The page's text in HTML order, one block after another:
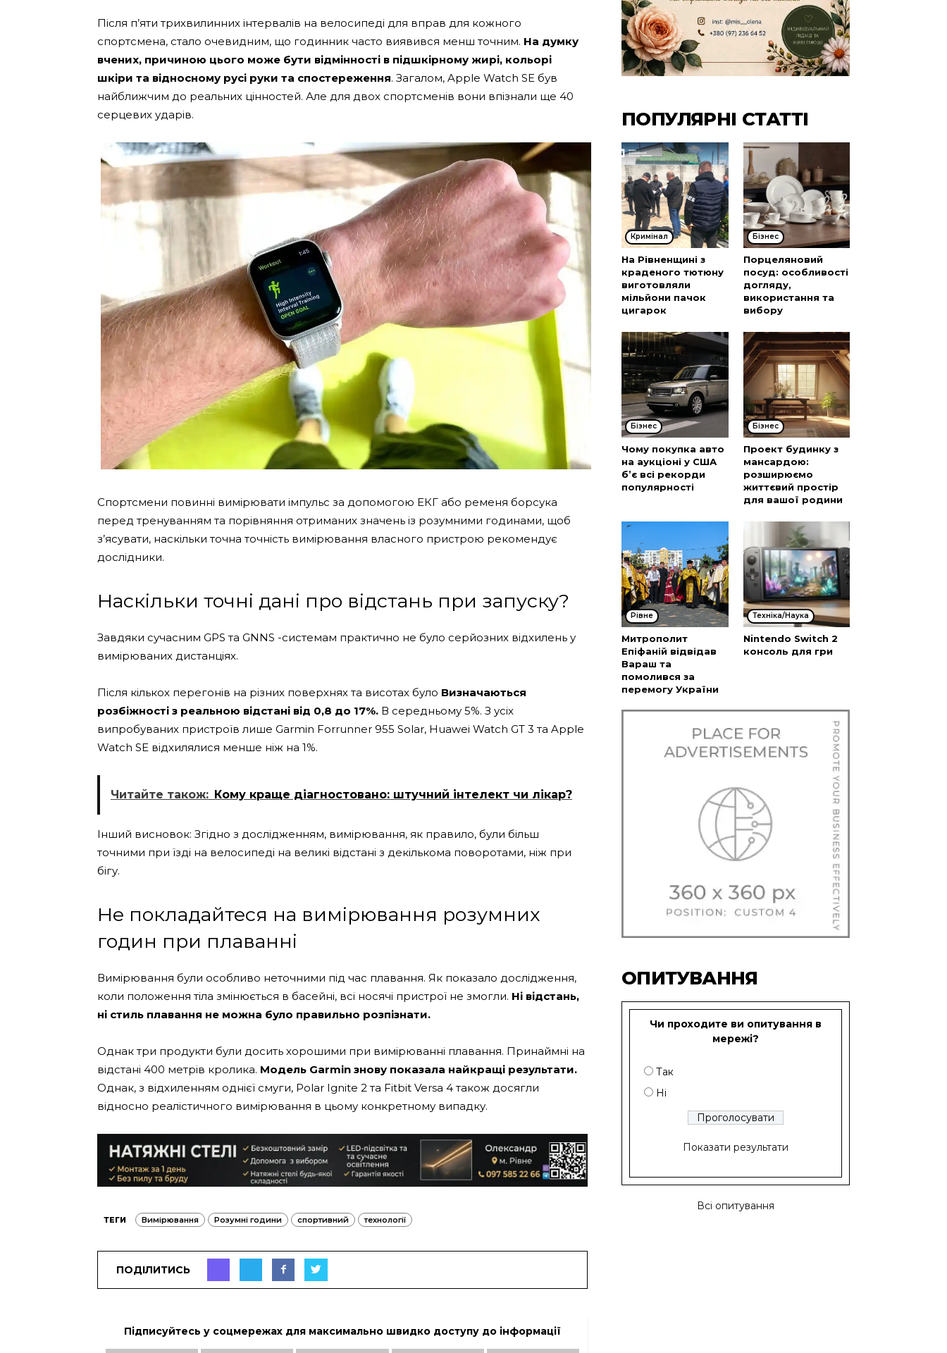
Після п’яти трихвилинних інтервалів на велосипеді для вправ для кожного
спортсмена, стало очевидним, що годинник часто виявився менш точним. На думку
вчених, причиною цього може бути відмінності в підшкірному жирі, кольорі
шкіри та відносному русі руки та спостереження. Загалом, Apple Watch SE був
найближчим до реальних цінностей. Але для двох спортсменів вони впізнали ще 40
серцевих ударів.
Спортсмени повинні вимірювати імпульс за допомогою ЕКГ або ременя борсука
перед тренуванням та порівняння отриманих значень із розумними годинами, щоб
з’ясувати, наскільки точна точність вимірювання власного пристрою рекомендує
дослідники.
Наскільки точні дані про відстань при запуску?
Завдяки сучасним GPS та GNNS -системам практично не було серйозних відхилень у
вимірюваних дистанціях.
Після кількох перегонів на різних поверхнях та висотах було Визначаються
розбіжності з реальною відстані від 0,8 до 17%. В середньому 5%. З усіх
випробуваних пристроїв лише Garmin Forrunner 955 Solar, Huawei Watch GT 3 та Apple
Watch SE відхилялися менше ніж на 1%.
Читайте також: Кому краще діагностовано: штучний інтелект чи лікар?
Інший висновок: Згідно з дослідженням, вимірювання, як правило, були більш
точними при їзді на велосипеді на великі відстані з декількома поворотами, ніж при
бігу.
Не покладайтеся на вимірювання розумних
годин при плаванні
Вимірювання були особливо неточними під час плавання. Як показало дослідження,
коли положення тіла змінюється в басейні, всі носячі пристрої не змогли. Ні відстань,
ні стиль плавання не можна було правильно розпізнати.
Однак три продукти були досить хорошими при вимірюванні плавання. Принаймні на
відстані 400 метрів кролика. Модель Garmin знову показала найкращі результати.
Однак, з відхиленням однієї смуги, Polar Ignite 2 та Fitbit Versa 4 також досягли
відносно реалістичного вимірювання в цьому конкретному випадку.
ТЕГИ Вимірювання Розумні години спортивний технології
ПОДІЛИТИСЬ
Підписуйтесь у соцмережах для максимально швидко доступу до інформації
ПОПУЛЯРНІ СТАТТІ
Кримінал
На Рівненщині з
краденого тютюну
виготовляли
мільйони пачок
цигарок
Бізнес
Порцеляновий
посуд: особливості
догляду,
використання та
вибору
Бізнес
Чому покупка авто
на аукціоні у США
б’є всі рекорди
популярності
Бізнес
Проект будинку з
мансардою:
розширюємо
життєвий простір
для вашої родини
Рівне
Митрополит
Епіфаній відвідав
Вараш та
помолився за
перемогу України
Техніка/Наука
Nintendo Switch 2
консоль для гри
ОПИТУВАННЯ
Чи проходите ви опитування в
мережі?
Так
Ні
Показати результати
Всі опитування